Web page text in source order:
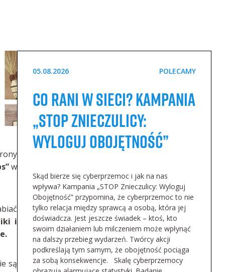
w
i
są
05.08.2026 POLECAMY
Co rani w sieci? Kampania
„STOP Znieczulicy:
Wyloguj Obojętność”
Skąd bierze się cyberprzemoc i jak na nas
wpływa? Kampania „STOP Znieczulicy: Wyloguj
Obojętność” przypomina, że cyberprzemoc to nie
tylko relacja między sprawcą a osobą, która jej
doświadcza. Jest jeszcze świadek – ktoś, kto
swoim działaniem lub milczeniem może wpłynąć
na dalszy przebieg wydarzeń. Twórcy akcji
podkreślają tym samym, że obojętność pociąga
za sobą konsekwencje. Skalę cyberprzemocy